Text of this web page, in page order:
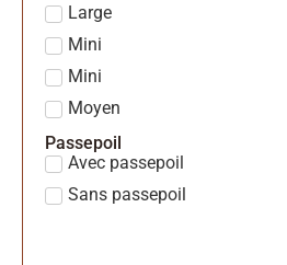
Large
Mini
Mini
Moyen
Passepoil
Avec passepoil
Sans passepoil